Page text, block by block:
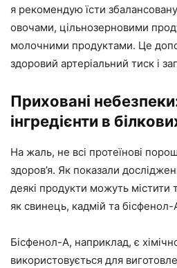
я рекомендую їсти
овочами, цільнозерновими
молочними продуктами. Це
здоровий артеріальний тиск і
Приховані
інгредієнти в
На жаль, не всі протеїнові
здоров’я. Як показали
деякі продукти можуть містити
як свинець, кадмій та бісфенол-
Бісфенол-А, наприклад, є
використовується для